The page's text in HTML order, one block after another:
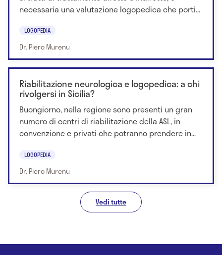
necessaria una valutazione logopedica che porti...
LOGOPEDIA
Dr. Piero Murenu
Riabilitazione neurologica e logopedica: a chi
rivolgersi in Sicilia?
Buongiorno, nella regione sono presenti un gran
numero di centri di riabilitazione della ASL, in
convenzione e privati che potranno prendere in...
LOGOPEDIA
Dr. Piero Murenu
Vedi tutte